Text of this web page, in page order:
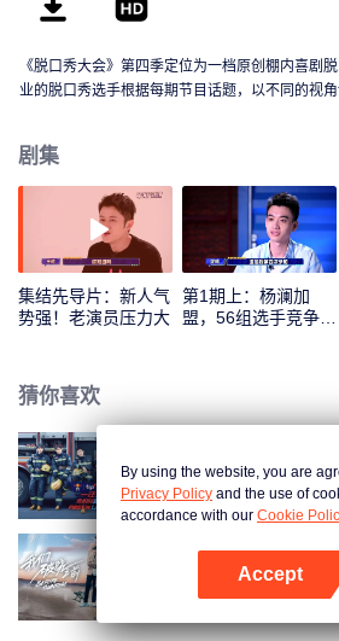
《脱口秀大会》第四季定位为一档原创棚内喜剧
业的脱口秀选手根据每期节目话题，以不同的视
剧集
集结先导片：新人气
势强！老演员压力大
第1期上：杨澜加
盟，56组选手竞争突
猜你喜欢
一往无前的蓝
我们，破晓之前
By using the website, you are
Privacy Policy and the use of
accordance with our Cookie
Accept